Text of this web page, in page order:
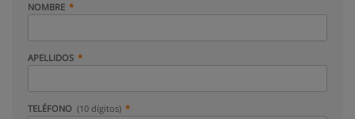
NOMBRE
APELLIDOS
TELÉFONO (10 dígitos)